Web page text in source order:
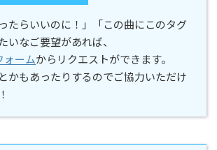
たらいいのに！」「この曲にこのタグ
いなご要望があれば、
ォームからリクエストができます。
かもあったりするのでご協力いただけ